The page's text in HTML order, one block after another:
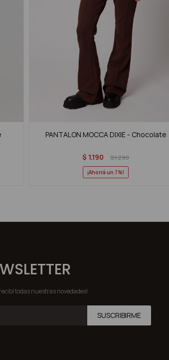
PANTALON MOCCA DIXIE - Chocolate
$ 1.190 $1.290
7
todas nuestras novedades!
SUSCRIBIRME